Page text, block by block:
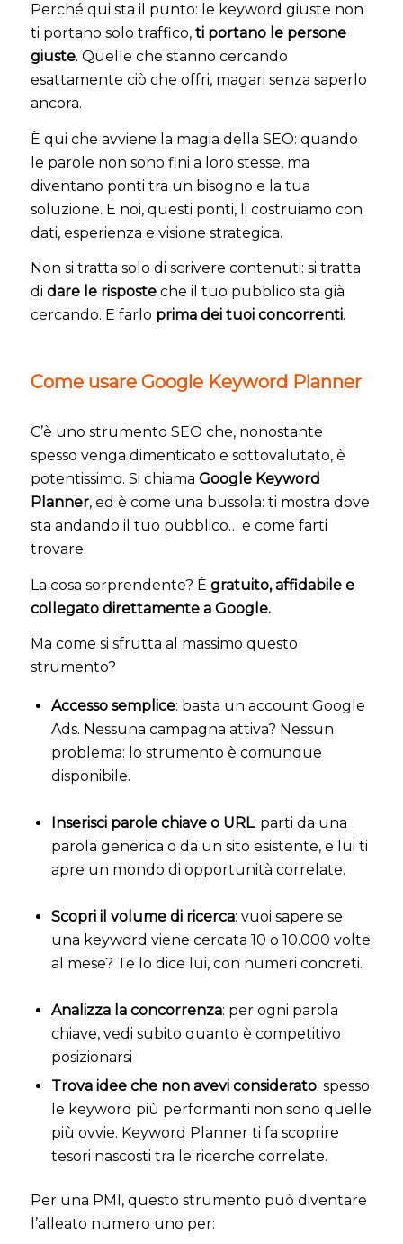
Perché qui sta il punto: le keyword giuste non
ti portano solo traffico,ti portano le persone
giuste. Quelle che stanno cercando
esattamente ciò che offri, magari senza saperlo
ancora.
È qui che avviene la magia della SEO: quando
le parole non sono fini a loro stesse, ma
diventano ponti tra un bisogno e la tua
soluzione. E noi, questi ponti, li costruiamo con
dati, esperienza e visione strategica.
Non si tratta solo di scrivere contenuti: si tratta
di dare le risposteche il tuo pubblico sta già
cercando. E farlo prima dei tuoi concorrenti.
Come usare Google Keyword Planner
C’è uno strumento SEO che, nonostante
spesso venga dimenticato e sottovalutato, è
potentissimo. Si chiama Google Keyword
Planner, ed è come una bussola: ti mostra dove
sta andando il tuo pubblico… e come farti
trovare.
La cosa sorprendente? È gratuito, affidabile e
collegato direttamente a Google.
Ma come si sfrutta al massimo questo
strumento?
Accesso semplice: basta un account Google
Ads. Nessuna campagna attiva? Nessun
problema: lo strumento è comunque
disponibile.
Inserisci parole chiave o URL: parti da una
parola generica o da un sito esistente, e lui ti
apre un mondo di opportunità correlate.
Scopri il volume di ricerca: vuoi sapere se
una keyword viene cercata 10 o 10.000 volte
al mese? Te lo dice lui, con numeri concreti.
Analizza la concorrenza: per ogni parola
chiave, vedi subito quanto è competitivo
posizionarsi
Trova idee che non avevi considerato: spesso
le keyword più performanti non sono quelle
più ovvie. Keyword Planner ti fa scoprire
tesori nascosti tra le ricerche correlate.
Per una PMI, questo strumento può diventare
l’alleato numero uno per: